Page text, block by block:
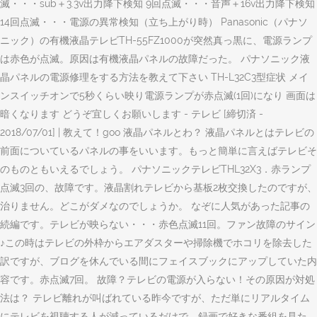
滅・・・sub＋3.3v出力降下検知 9回点滅・・・音声＋16v出力降下検知
14回点滅・・・電源の異常検知（立ち上がり時） Panasonic（パナソ
ニック）の有機液晶テレビTH-55FZ1000が突然真っ黒に、電源ランプ
は赤色が点滅。原因は有機液晶パネルの故障だった。 パナソニック液
晶パネルの電源修理をする方法を教えて下さい TH-L32C3型症状 メイ
ンスイッチオンで5秒くらい映り電源ランプが赤点滅(1回)になり 画面は
暗くなります どうぞ宜しくお願いします - テレビ [締切済 -
2018/07/01] | 教えて！goo 液晶パネルとわ？ 液晶パネルとはテレビの
前面についているパネルの事をいいます。もっと簡単に言えばテレビそ
のものともいえるでしょう。 パナソニックテレビTHL32X3．赤ランプ
点滅3回の、故障です。液晶割れテレビから基板2枚交換したのですが、
治りません。どこがダメなのでしょうか。 なぞに人気があった記事の
続編です。テレビが映らない・・・赤色点滅11回。ファン故障のサイン
♪この時はテレビの外枠からエアダスターや掃除機でホコリを除去した
訳ですが、ブログを休んでいる間にフェイスブックにアップしていた内
容です。赤点滅7回。 故障？テレビの電源が入らない！その原因が対処
法は？ テレビ離れが叫ばれている昨今ですが、ただ単にリアルタイム